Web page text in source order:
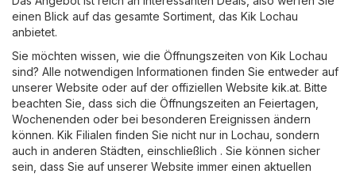
einen Blick auf das gesamte Sortiment, das Kik Lochau
anbietet.
Sie möchten wissen, wie die Öffnungszeiten von Kik Lochau
sind? Alle notwendigen Informationen finden Sie entweder auf
unserer Website oder auf der offiziellen Website kik.at. Bitte
beachten Sie, dass sich die Öffnungszeiten an Feiertagen,
Wochenenden oder bei besonderen Ereignissen ändern
können. Kik Filialen finden Sie nicht nur in Lochau, sondern
auch in anderen Städten, einschließlich . Sie können sicher
sein, dass Sie auf unserer Website immer einen aktuellen